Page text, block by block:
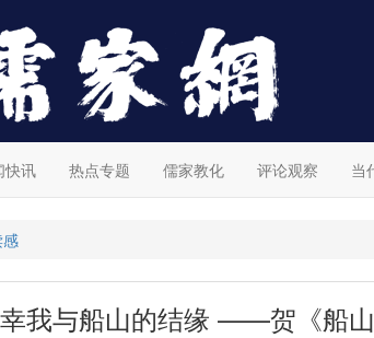
快讯 热点专题 儒家教化 评论观察 当
幸我与船山的结缘 ——贺《船